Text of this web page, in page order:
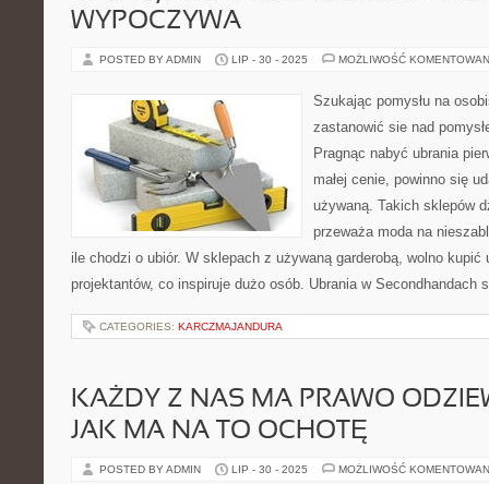
WYPOCZYWA
POSTED BY ADMIN LIP - 30 - 2025 MOŻLIWOŚĆ
Szukając pomysłu na
zastanowić sie nad
Pragnąc nabyć ubrania
małej cenie, powinno się
używaną. Takich sklepów
przeważa moda na
ile chodzi o ubiór. W sklepach z używaną garderobą, wolno kupić
projektantów, co inspiruje dużo osób. Ubrania w Secondhandach
CATEGORIES: KARCZMAJANDURA
KAŻDY Z NAS MA PRAWO
JAK MA NA TO OCHOTĘ
POSTED BY ADMIN LIP - 30 - 2025 MOŻLIWOŚĆ